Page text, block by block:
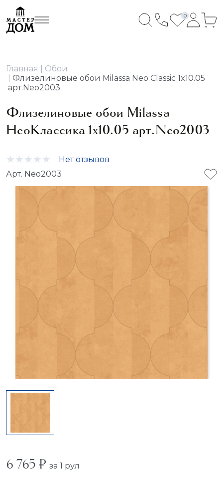
0
Главная
Обои
Флизелиновые обои Milassa Neo Classic 1x10.05
арт.Neo2003
Флизелиновые обои Milassa
НеоКлассика 1x10.05 арт.Neo2003
Нет отзывов
Арт. Neo2003
6 765 ₽ за 1 рул